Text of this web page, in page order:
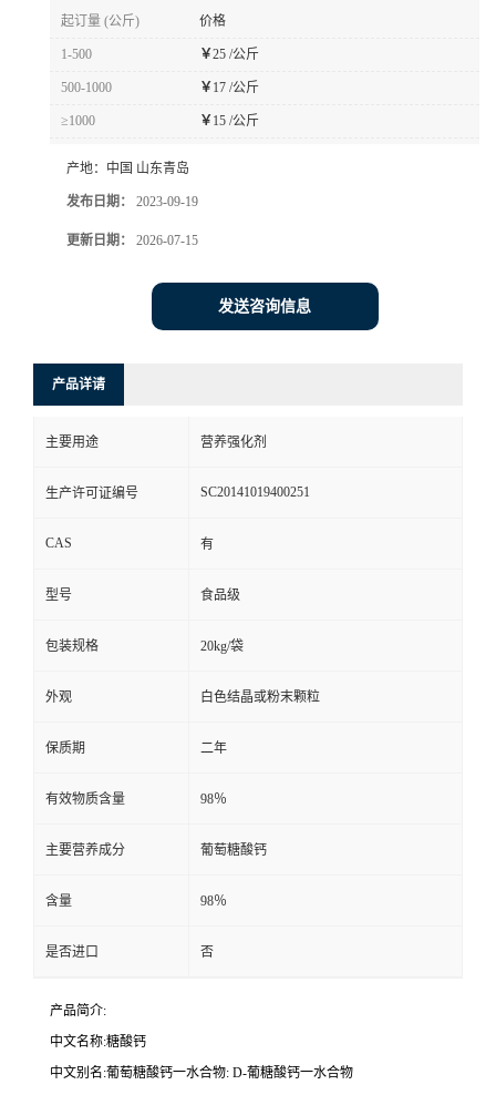
起订量 (公斤) 价格
1-500 ￥25 /公斤
500-1000 ￥ 17 /公斤
≥1000 ￥ 15 /公斤
产地： 中国 山东青岛
发布日期： 2023-09-19
更新日期： 2026-07-15
发送咨询信息
产品详请
主要用途 营养强化剂
生产许可证编号 SC20141019400251
CAS 有
型号 食品级
包装规格 20kg/袋
外观 白色结晶或粉末颗粒
保质期 二年
有效物质含量 98％
主要营养成分 葡萄糖酸钙
含量 98％
是否进口 否
产品简介:
中文名称:糖酸钙
中文别名:葡萄糖酸钙一水合物: D-葡糖酸钙一水合物